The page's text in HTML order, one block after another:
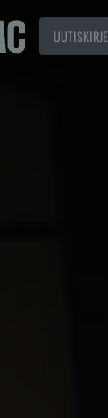
UUTISKIRJE